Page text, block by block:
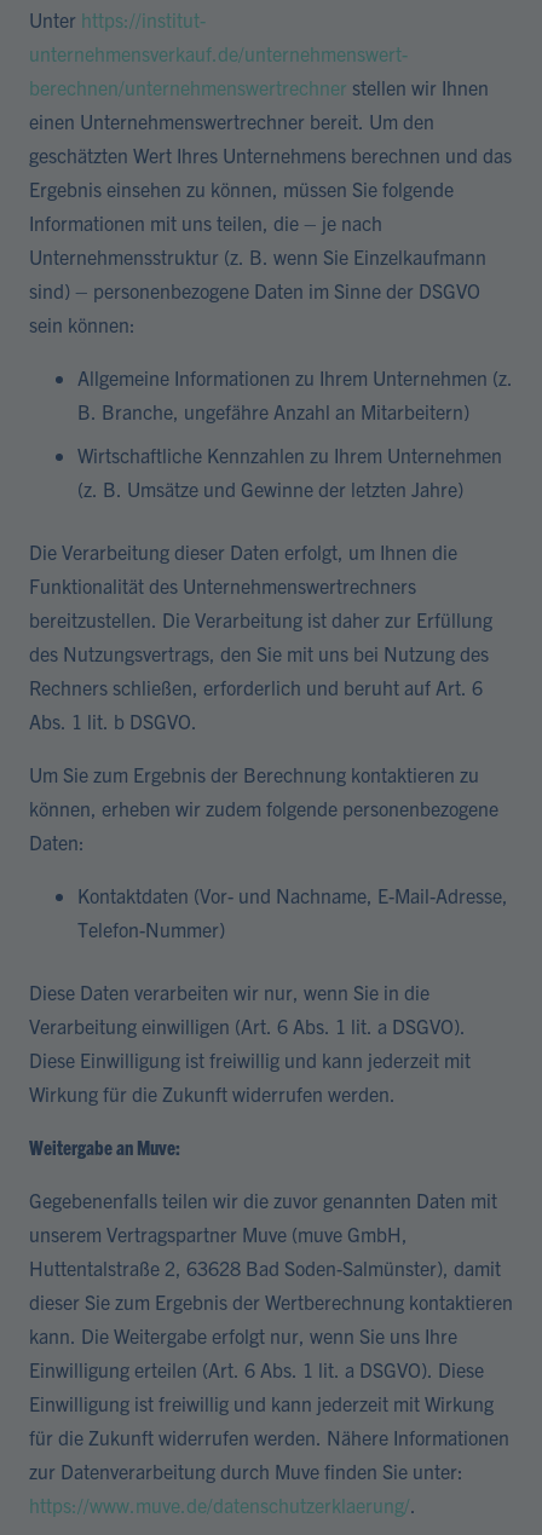
Unter https://institut-
unternehmensverkauf.de/unternehmenswert-
berechnen/unternehmenswertrechner stellen wir Ihnen
einen Unternehmenswertrechner bereit. Um den
geschätzten Wert Ihres Unternehmens berechnen und das
Ergebnis einsehen zu können, müssen Sie folgende
Informationen mit uns teilen, die – je nach
Unternehmensstruktur (z. B. wenn Sie Einzelkaufmann
sind) – personenbezogene Daten im Sinne der DSGVO
sein können:
Allgemeine Informationen zu Ihrem Unternehmen (z.
B. Branche, ungefähre Anzahl an Mitarbeitern)
Wirtschaftliche Kennzahlen zu Ihrem Unternehmen
(z. B. Umsätze und Gewinne der letzten Jahre)
Die Verarbeitung dieser Daten erfolgt, um Ihnen die
Funktionalität des Unternehmenswertrechners
bereitzustellen. Die Verarbeitung ist daher zur Erfüllung
des Nutzungsvertrags, den Sie mit uns bei Nutzung des
Rechners schließen, erforderlich und beruht auf Art. 6
Abs. 1 lit. b DSGVO.
Um Sie zum Ergebnis der Berechnung kontaktieren zu
können, erheben wir zudem folgende personenbezogene
Daten:
Kontaktdaten (Vor- und Nachname, E-Mail-Adresse,
Telefon-Nummer)
Diese Daten verarbeiten wir nur, wenn Sie in die
Verarbeitung einwilligen (Art. 6 Abs. 1 lit. a DSGVO).
Diese Einwilligung ist freiwillig und kann jederzeit mit
Wirkung für die Zukunft widerrufen werden.
Weitergabe an Muve:
Gegebenenfalls teilen wir die zuvor genannten Daten mit
unserem Vertragspartner Muve (muve GmbH,
Huttentalstraße 2, 63628 Bad Soden-Salmünster), damit
dieser Sie zum Ergebnis der Wertberechnung kontaktieren
kann. Die Weitergabe erfolgt nur, wenn Sie uns Ihre
Einwilligung erteilen (Art. 6 Abs. 1 lit. a DSGVO). Diese
Einwilligung ist freiwillig und kann jederzeit mit Wirkung
für die Zukunft widerrufen werden. Nähere Informationen
zur Datenverarbeitung durch Muve finden Sie unter:
https://www.muve.de/datenschutzerklaerung/.